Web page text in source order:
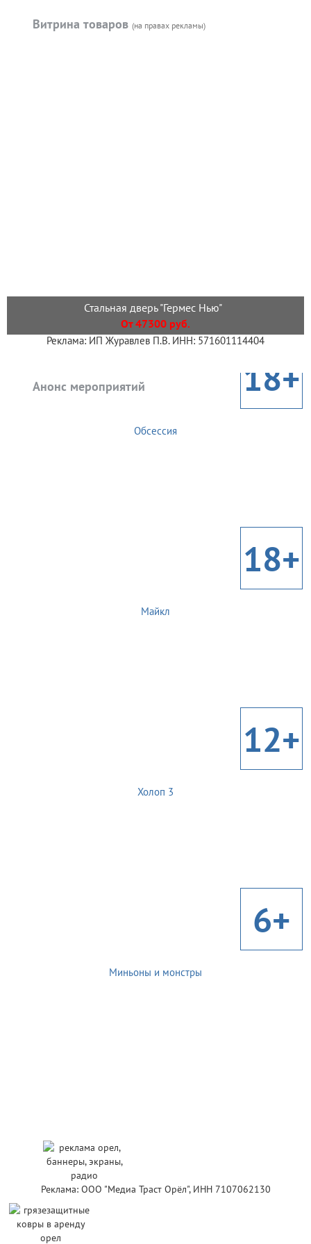
Витрина товаров (на правах рекламы)
Стальная дверь "Гермес Нью"
От 47300 руб.
Реклама: ИП Журавлев П.В. ИНН: 571601114404
Анонс мероприятий 18+
Обсессия
18+
Майкл
12+
Холоп 3
6+
Миньоны и монстры
Реклама: ООО "Медиа Траст Орёл", ИНН 7107062130